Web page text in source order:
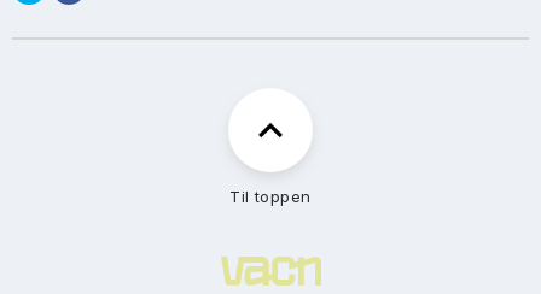
Til toppen